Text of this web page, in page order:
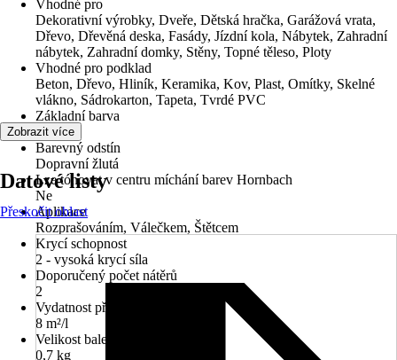
Vhodné pro
Dekorativní výrobky, Dveře, Dětská hračka, Garážová vrata,
Dřevo, Dřevěná deska, Fasády, Jízdní kola, Nábytek, Zahradní
nábytek, Zahradní domky, Stěny, Topné těleso, Ploty
Vhodné pro podklad
Beton, Dřevo, Hliník, Keramika, Kov, Plast, Omítky, Skelné
vlákno, Sádrokarton, Tapeta, Tvrdé PVC
Základní barva
Žlutá
Barevný odstín
Dopravní žlutá
Lze tónovat v centru míchání barev Hornbach
Ne
Aplikace
Rozprašováním, Válečkem, Štětcem
Krycí schopnost
2 - vysoká krycí síla
Doporučený počet nátěrů
2
Vydatnost při jednom nátěru
8 m²/l
Velikost balení
0,7 kg
Zobrazit více
Datové listy
Přeskočit oblast